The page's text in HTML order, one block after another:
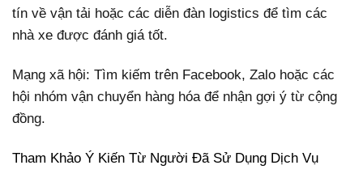
tín về vận tải hoặc các diễn đàn logistics để tìm các
nhà xe được đánh giá tốt.
Mạng xã hội: Tìm kiếm trên Facebook, Zalo hoặc các
hội nhóm vận chuyển hàng hóa để nhận gợi ý từ cộng
đồng.
Tham Khảo Ý Kiến Từ Người Đã Sử Dụng Dịch Vụ